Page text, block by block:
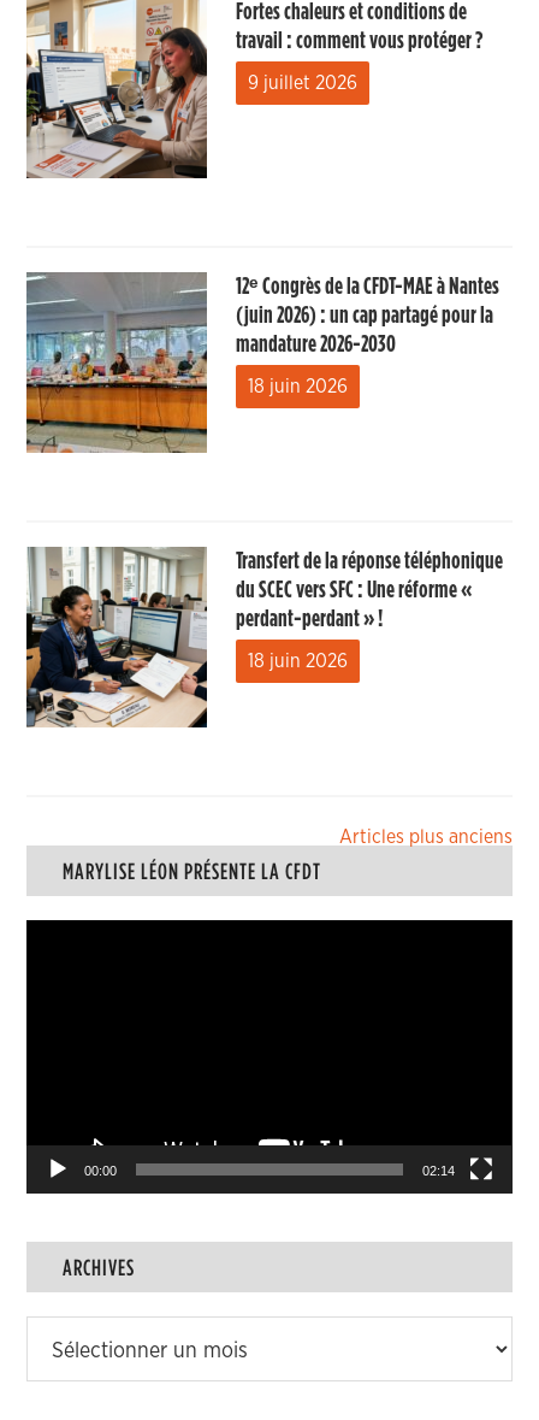
Fortes chaleurs et conditions de
travail : comment vous protéger ?
9 juillet 2026
12ᵉ Congrès de la CFDT-MAE à Nantes
(juin 2026) : un cap partagé pour la
mandature 2026-2030
18 juin 2026
Transfert de la réponse téléphonique
du SCEC vers SFC : Une réforme «
perdant-perdant » !
18 juin 2026
Navigation
des
articles
Articles plus anciens
MARYLISE LÉON PRÉSENTE LA CFDT
00:00 02:14
ARCHIVES